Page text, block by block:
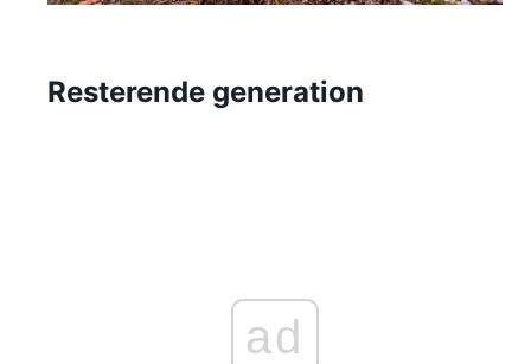
Resterende generation
ad